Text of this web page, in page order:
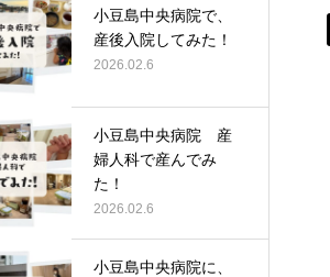
小豆島中央病院で、
産後入院してみた！
2026.02.6
小豆島中央病院 産
婦人科で産んでみ
た！
2026.02.6
小豆島中央病院に、